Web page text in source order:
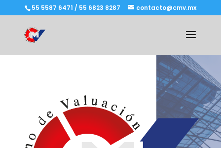
55 5587 6471 / 55 6823 8287 contacto@cmv.mx